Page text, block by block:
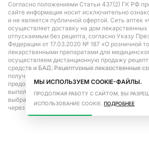
Согласно положениями Статьи 437(2) ГК РФ
сайте информация носит исключительно
и не является публичной офертой. Сеть аптек
осуществляет доставку на дом лекарственных
отпускаемым без рецепта, согласно Указу
Федерации от 17.03.2020 № 187 «О розничной
лекарственными препаратами для
осуществляем дистанционную продажу
средств и БАД. Рецептурные лекарственные
получить только при помощи самовывоза в
предоставлении рецепта, выписанного
выполняется при условиях последующего
выбранном аптечном пункте. Цена
через сайт.
МЫ ИСПОЛЬЗУЕМ COOKIE-ФАЙЛЫ.
ПРОДОЛЖАЯ РАБОТУ С САЙТОМ, ВЫ
ИСПОЛЬЗОВАНИЕ COOKIE. ПОДРОБНЕЕ